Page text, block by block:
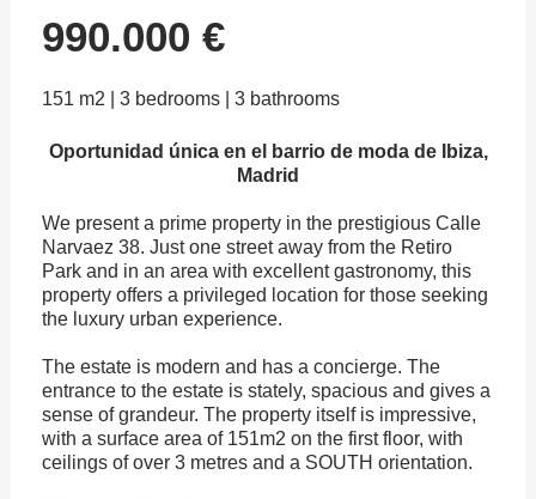
990.000 €
151 m2 | 3 bedrooms | 3 bathrooms
Oportunidad única en el barrio de moda de Ibiza,
Madrid
We present a prime property in the prestigious Calle
Narvaez 38. Just one street away from the Retiro
Park and in an area with excellent gastronomy, this
property offers a privileged location for those seeking
the luxury urban experience.
The estate is modern and has a concierge. The
entrance to the estate is stately, spacious and gives a
sense of grandeur. The property itself is impressive,
with a surface area of 151m2 on the first floor, with
ceilings of over 3 metres and a SOUTH orientation.